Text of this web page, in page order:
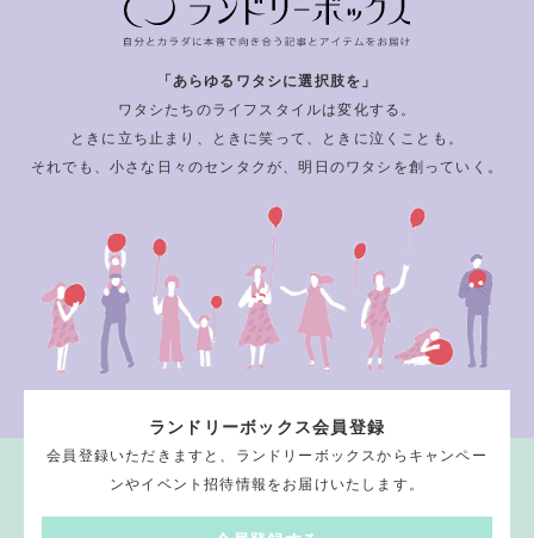
「あらゆるワタシに選択肢を」
ワタシたちのライフスタイルは変化する。
ときに立ち止まり、ときに笑って、ときに泣くことも。
それでも、小さな日々のセンタクが、明日のワタシを創っていく。
ランドリーボックス会員登録
会員登録いただきますと、ランドリーボックスからキャンペー
ンやイベント招待情報をお届けいたします。